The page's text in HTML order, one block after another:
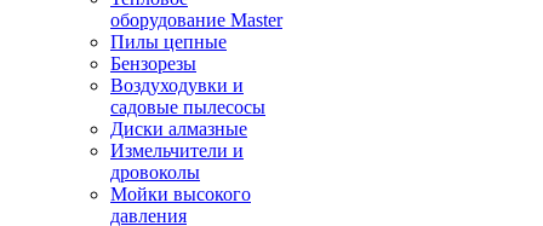
оборудование Master
Пилы цепные
Бензорезы
Воздуходувки и
садовые пылесосы
Диски алмазные
Измельчители и
дровоколы
Мойки высокого
давления